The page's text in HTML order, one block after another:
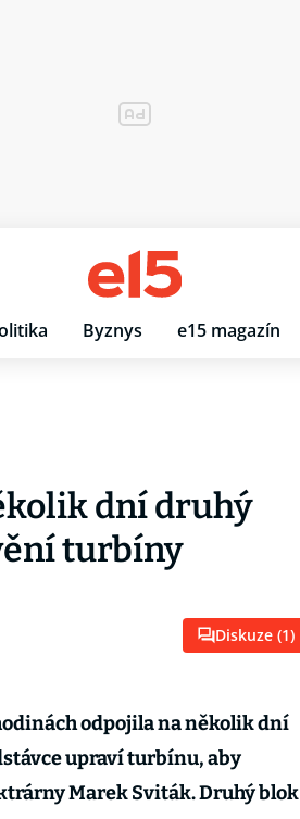
Byznys e15 magazín
dní druhý
turbíny
Diskuze (1)
odpojila na několik dní
upraví turbínu, aby
Marek Sviták. Druhý blok